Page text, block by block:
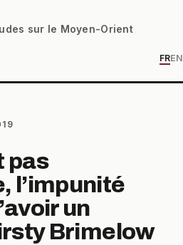
sur le Moyen-Orient
FREN
pas
l’impunité
un
Brimelow